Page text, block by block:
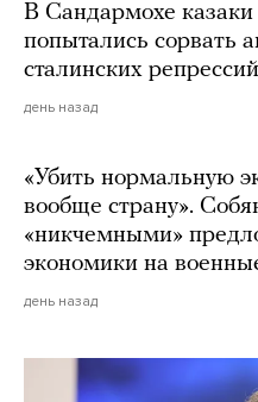
В Сандармохе казаки
попытались сорвать
сталинских репрессий
день назад
«Убить нормальную
вообще страну».
«никчемными»
экономики на
день назад